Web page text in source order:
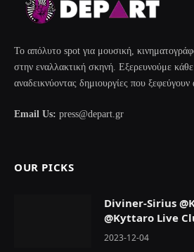
Το απόλυτο spot για μουσική,
στην εναλλακτική σκηνή. Εξερευνούμε
αναδεικνύοντας δημιουργίες που
Email Us: press@depart.gr
OUR PICKS
Diviner-Sirius
@Kyttaro Live
2023-12-04